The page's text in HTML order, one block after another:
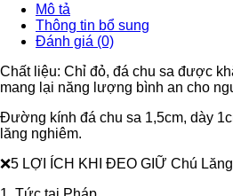
Mô tả
Thông tin bổ sung
Đánh giá (0)
Chất liệu: Chỉ đỏ, đá chu sa được
mang lại năng lượng bình an cho
Đường kính đá chu sa 1,5cm, dày
lăng nghiêm.
❌5 LỢI ÍCH KHI ĐEO GIỮ Chú